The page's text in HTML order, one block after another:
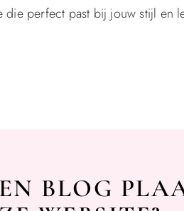
perfect past bij jouw stijl en
BLOG